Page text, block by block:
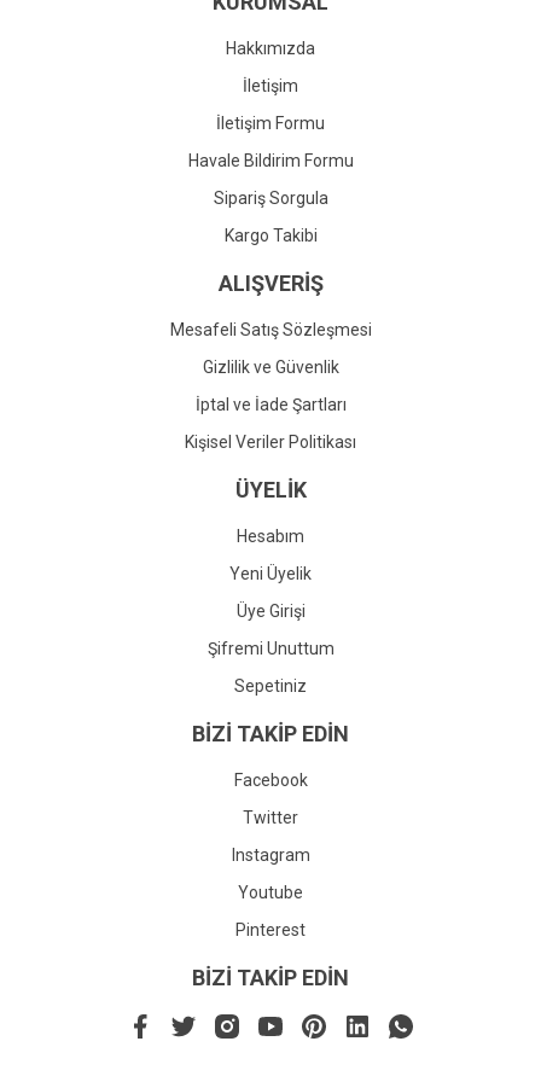
Gönder
Hakkımızda
İletişim
İletişim Formu
Havale Bildirim Formu
Sipariş Sorgula
Kargo Takibi
ALIŞVERİŞ
Mesafeli Satış Sözleşmesi
Gizlilik ve Güvenlik
İptal ve İade Şartları
Kişisel Veriler Politikası
ÜYELİK
Hesabım
Yeni Üyelik
Üye Girişi
Şifremi Unuttum
Sepetiniz
BİZİ TAKİP EDİN
Facebook
Twitter
Instagram
Youtube
Pinterest
BİZİ TAKİP EDİN